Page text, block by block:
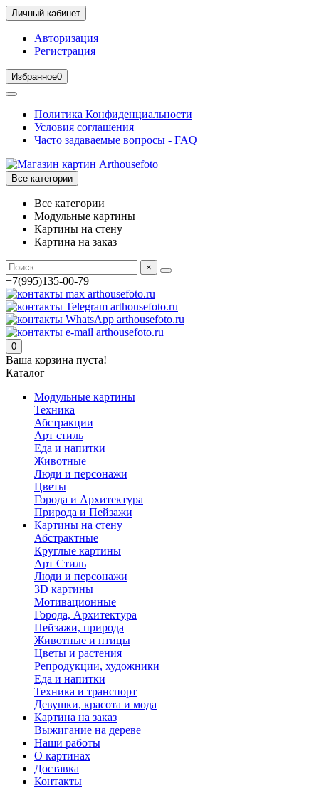
Личный кабинет
Авторизация
Регистрация
Избранное0
Политика Конфиденциальности
Условия соглашения
Часто задаваемые вопросы - FAQ
Все категории
Все категории
Модульные картины
Картины на стену
Картина на заказ
×
+7(995)135-00-79
0
Ваша корзина пуста!
Каталог
Модульные картины
Техника
Абстракции
Арт стиль
Еда и напитки
Животные
Люди и персонажи
Цветы
Города и Архитектура
Природа и Пейзажи
Картины на стену
Абстрактные
Круглые картины
Арт Стиль
Люди и персонажи
3D картины
Мотивационные
Города, Архитектура
Пейзажи, природа
Животные и птицы
Цветы и растения
Репродукции, художники
Еда и напитки
Техника и транспорт
Девушки, красота и мода
Картина на заказ
Выжигание на дереве
Наши работы
О картинах
Доставка
Контакты